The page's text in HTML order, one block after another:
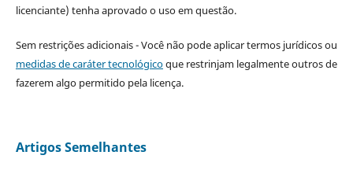
licenciante) tenha aprovado o uso em questão.
Sem restrições adicionais - Você não pode aplicar termos jurídicos ou
medidas de caráter tecnológicoque restrinjam legalmente outros de
fazerem algo permitido pela licença.
Artigos Semelhantes